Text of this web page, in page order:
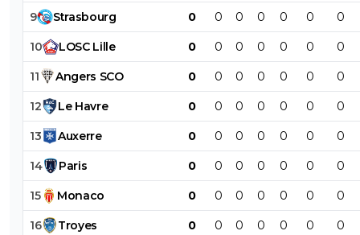
9 Strasbourg 0 0 0 0 0 0 0
10 LOSC Lille 0 0 0 0 0 0 0
11 Angers SCO 0 0 0 0 0 0 0
12 Le Havre 0 0 0 0 0 0 0
13 Auxerre 0 0 0 0 0 0 0
14 Paris 0 0 0 0 0 0 0
15 Monaco 0 0 0 0 0 0 0
16 Troyes 0 0 0 0 0 0 0